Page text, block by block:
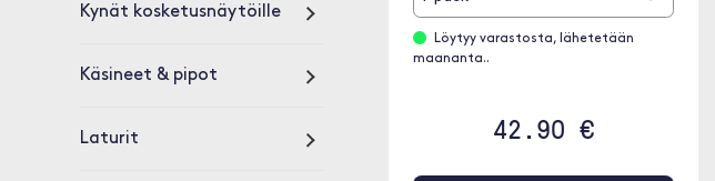
Kynät kosketusnäytöille
Käsineet & pipot
Laturit
Löytyy varastosta, lähetetään
maananta..
42.90 €